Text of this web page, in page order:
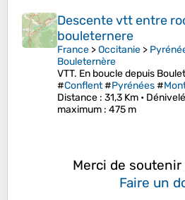
Descente vtt entre
bouleternere
France >Occitanie >
Bouleternère
VTT. En boucle depuis
#Conflent#Pyrénées#
Distance : 31,3 Km •
maximum : 475 m
Merci de
Faire un